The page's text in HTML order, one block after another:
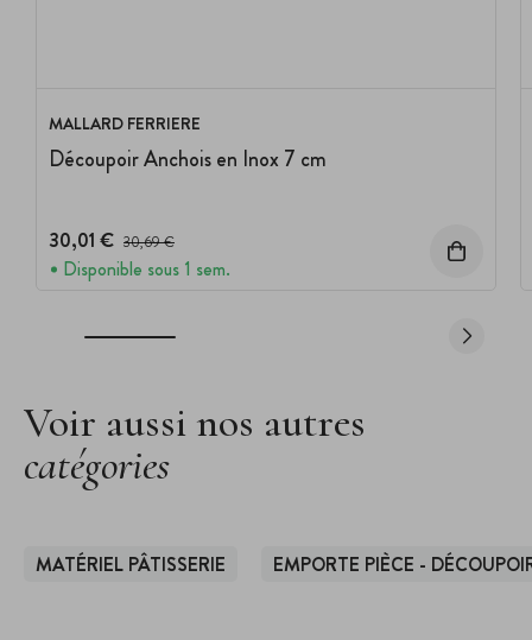
MALLARD FERRIERE
Découpoir Anchois en Inox 7 cm
30,01 € Prix avant réduction :
30,69 €
Disponible sous 1 sem.
Voir aussi nos autres
catégories
MATÉRIEL PÂTISSERIE EMPORTE PIÈCE -